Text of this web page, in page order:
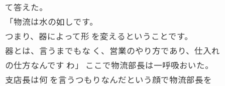
て答えた。
「物流は水の如しです。
つまり、器によって形 を変えるということです。
器とは、言うまでもな く、営業のやり方であり、仕入れ
の仕方なんです わ」 ここで物流部長は一呼吸おいた。
支店長は何 を言うつもりなんだという顔で物流部長を